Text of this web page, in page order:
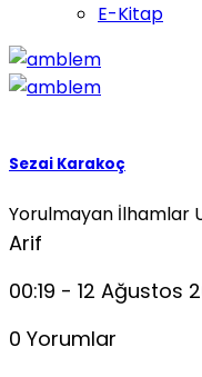
E-Kitap
Sezai Karakoç
Yorulmayan İlhamlar
Arif
00:19 - 12 Ağustos
0 Yorumlar